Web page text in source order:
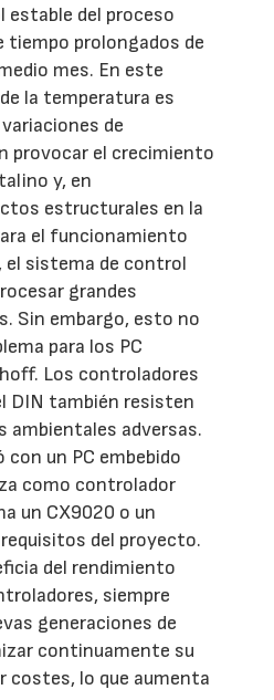
estable del proceso
tiempo prolongados de
mes. En este
la temperatura es
de
provocar el crecimiento
y, en
estructurales en la
el funcionamiento
el sistema de control
grandes
Sin embargo, esto no
para los PC
Los controladores
DIN también resisten
ambientales adversas.
con un PC embebido
como controlador
un CX9020 o un
del proyecto.
del rendimiento
siempre
generaciones de
continuamente su
costes, lo que aumenta